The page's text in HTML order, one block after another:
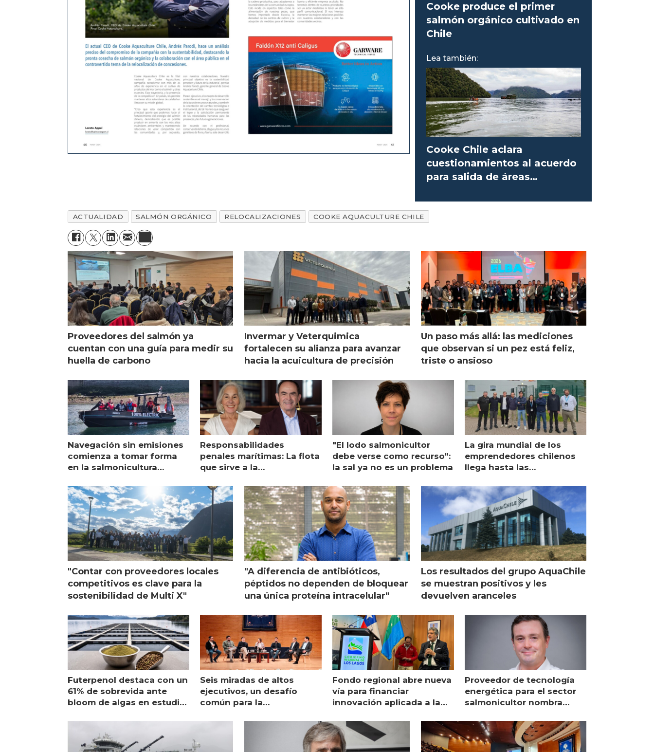
Cooke produce el primer
salmón orgánico cultivado en
Chile
Lea también:
Cooke Chile aclara
cuestionamientos al acuerdo
para salida de áreas
ACTUALIDAD SALMÓN ORGÁNICO RELOCALIZACIONES COOKE AQUACULTURE CHILE
Proveedores del salmón ya
cuentan con una guía para medir su
huella de carbono
Invermar y Veterquimica
fortalecen su alianza para avanzar
hacia la acuicultura de precisión
Un paso más allá: las mediciones
que observan si un pez está feliz,
triste o ansioso
Navegación sin emisiones
comienza a tomar forma
en la salmonicultura
Responsabilidades
penales marítimas: La flota
que sirve a la
visión
"El lodo salmonicultor
debe verse como recurso":
la sal ya no es un problema
La gira mundial de los
emprendedores chilenos
llega hasta las
Escocia
"Contar con proveedores locales
competitivos es clave para la
sostenibilidad de Multi X"
"A diferencia de antibióticos,
péptidos no dependen de bloquear
una única proteína intracelular"
Los resultados del grupo AquaChile
se muestran positivos y les
devuelven aranceles
Futerpenol destaca con un
61% de sobrevida ante
bloom de algas en estudio
Seis miradas de altos
ejecutivos, un desafío
común para la
Fondo regional abre nueva
vía para financiar
innovación aplicada a la
Proveedor de tecnología
energética para el sector
salmonicultor nombra